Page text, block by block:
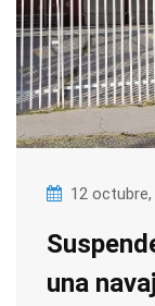
12 octubre,
una